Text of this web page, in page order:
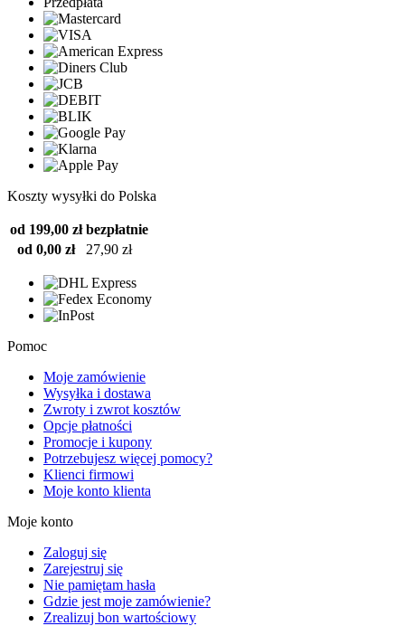
Koszty wysyłki do Polska
od 199,00 zł bezpłatnie
od 0,00 zł
27,90 zł
Pomoc
Moje zamówienie
Wysyłka i dostawa
Zwroty i zwrot kosztów
Opcje płatności
Promocje i kupony
Potrzebujesz więcej pomocy?
Klienci firmowi
Moje konto klienta
Moje konto
Zaloguj się
Zarejestruj się
Nie pamiętam hasła
Gdzie jest moje zamówienie?
Zrealizuj bon wartościowy